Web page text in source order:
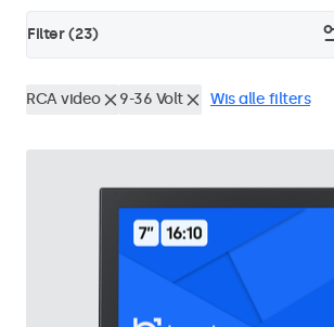
Filter (23)
RCA video 9-36 Volt Wis alle filters